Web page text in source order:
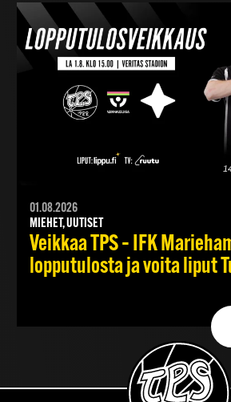
01.08.2026
MIEHET, UUTISET
Veikkaa TPS – IFK
lopputulosta ja voita liput